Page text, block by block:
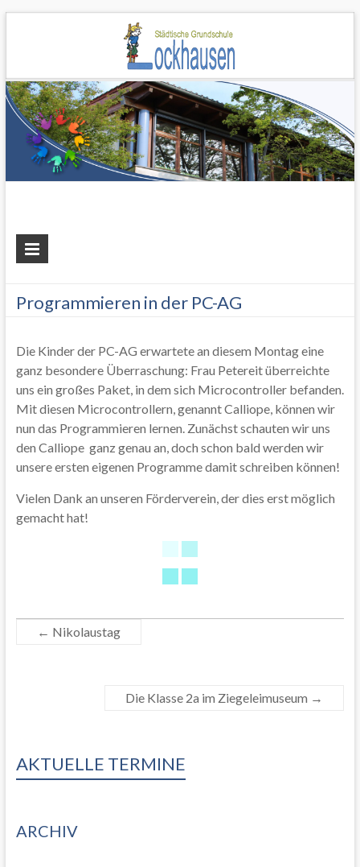
Programmieren in der PC-AG
Die Kinder der PC-AG erwartete an diesem Montag eine
ganz besondere Überraschung: Frau Petereit überreichte
uns ein großes Paket, in dem sich Microcontroller befanden.
Mit diesen Microcontrollern, genannt Calliope, können wir
nun das Programmieren lernen. Zunächst schauten wir uns
den Calliope ganz genau an, doch schon bald werden wir
unsere ersten eigenen Programme damit schreiben können!
Vielen Dank an unseren Förderverein, der dies erst möglich
gemacht hat!
← Nikolaustag
Die Klasse 2a im Ziegeleimuseum →
AKTUELLE TERMINE
ARCHIV